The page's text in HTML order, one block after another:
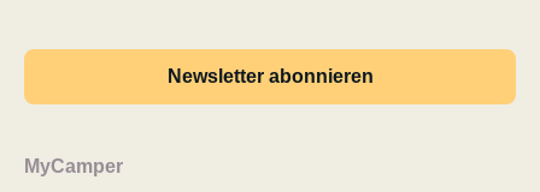
Newsletter abonnieren
MyCamper